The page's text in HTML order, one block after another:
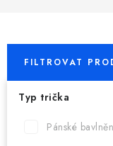
VLASTNÍ MOTIV
TRIČKA
FILTROVAT
Typ trička
Pánské